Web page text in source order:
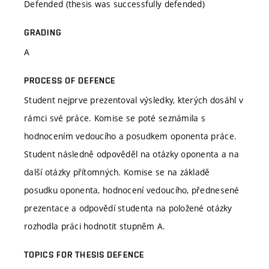
Defended (thesis was successfully defended)
GRADING
A
PROCESS OF DEFENCE
Student nejprve prezentoval výsledky, kterých dosáhl v
rámci své práce. Komise se poté seznámila s
hodnocením vedoucího a posudkem oponenta práce.
Student následně odpověděl na otázky oponenta a na
další otázky přítomných. Komise se na základě
posudku oponenta, hodnocení vedoucího, přednesené
prezentace a odpovědí studenta na položené otázky
rozhodla práci hodnotit stupněm A.
TOPICS FOR THESIS DEFENCE